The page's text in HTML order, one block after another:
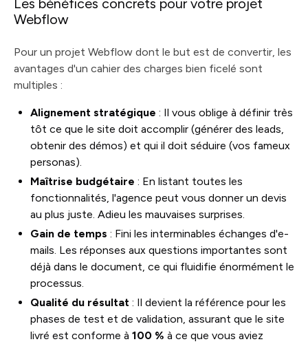
Les bénéfices concrets pour votre projet
Webflow
Pour un projet Webflow dont le but est de convertir, les
avantages d'un cahier des charges bien ficelé sont
multiples :
Alignement stratégique : Il vous oblige à définir très
tôt ce que le site doit accomplir (générer des leads,
obtenir des démos) et qui il doit séduire (vos fameux
personas).
Maîtrise budgétaire : En listant toutes les
fonctionnalités, l'agence peut vous donner un devis
au plus juste. Adieu les mauvaises surprises.
Gain de temps : Fini les interminables échanges d'e-
mails. Les réponses aux questions importantes sont
déjà dans le document, ce qui fluidifie énormément le
processus.
Qualité du résultat : Il devient la référence pour les
phases de test et de validation, assurant que le site
livré est conforme à 100 % à ce que vous aviez